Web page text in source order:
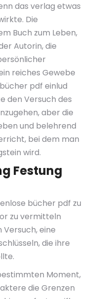
das verlag etwas
Die
Buch zum Leben,
Autorin, die
reiches Gewebe
pdf einlud
den Versuch des
aber die
und belehrend
bei dem man
wird.
Festung
bücher pdf zu
zu vermitteln
eine
die ihre
Moment,
die Grenzen